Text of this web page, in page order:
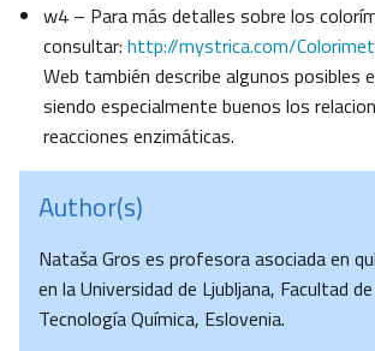
w4 – Para más detalles sobre los
consultar: http://mystrica.com/
Web también describe algunos posibles
siendo especialmente buenos los
reacciones enzimáticas.
Author(s)
Nataša Gros es profesora asociada en
en la Universidad de Ljubljana, Facultad
Tecnología Química, Eslovenia.